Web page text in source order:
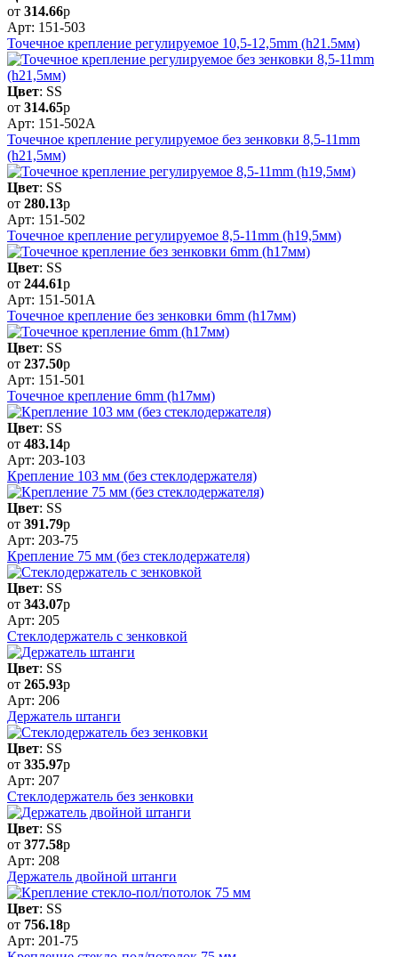
от 314.66р
Арт: 151-503
Точечное крепление регулируемое 10,5-12,5mm (h21.5мм)
Цвет: SS
от 314.65р
Арт: 151-502А
Точечное крепление регулируемое без зенковки 8,5-11mm
(h21,5мм)
Цвет: SS
от 280.13р
Арт: 151-502
Точечное крепление регулируемое 8,5-11mm (h19,5мм)
Цвет: SS
от 244.61р
Арт: 151-501А
Точечное крепление без зенковки 6mm (h17мм)
Цвет: SS
от 237.50р
Арт: 151-501
Точечное крепление 6mm (h17мм)
Цвет: SS
от 483.14р
Арт: 203-103
Крепление 103 мм (без стеклодержателя)
Цвет: SS
от 391.79р
Арт: 203-75
Крепление 75 мм (без стеклодержателя)
Цвет: SS
от 343.07р
Арт: 205
Стеклодержатель с зенковкой
Цвет: SS
от 265.93р
Арт: 206
Держатель штанги
Цвет: SS
от 335.97р
Арт: 207
Стеклодержатель без зенковки
Цвет: SS
от 377.58р
Арт: 208
Держатель двойной штанги
Цвет: SS
от 756.18р
Арт: 201-75